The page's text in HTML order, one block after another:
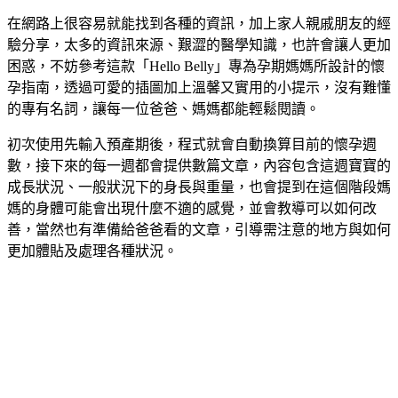
在網路上很容易就能找到各種的資訊，加上家人親戚朋友的經
驗分享，太多的資訊來源、艱澀的醫學知識，也許會讓人更加
困惑，不妨參考這款「Hello Belly」專為孕期媽媽所設計的懷
孕指南，透過可愛的插圖加上溫馨又實用的小提示，沒有難懂
的專有名詞，讓每一位爸爸、媽媽都能輕鬆閱讀。
初次使用先輸入預產期後，程式就會自動換算目前的懷孕週
數，接下來的每一週都會提供數篇文章，內容包含這週寶寶的
成長狀況、一般狀況下的身長與重量，也會提到在這個階段媽
媽的身體可能會出現什麼不適的感覺，並會教導可以如何改
善，當然也有準備給爸爸看的文章，引導需注意的地方與如何
更加體貼及處理各種狀況。